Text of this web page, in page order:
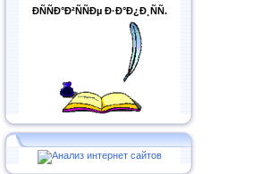
ÐÑÑÐ°Ð²ÑÑÐµ Ð·Ð°Ð¿Ð¸ÑÑ.